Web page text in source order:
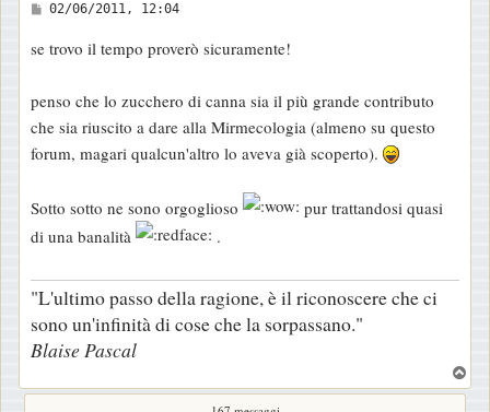
M
s
a
g
g
o
02/06/2011, 12:04
se trovo il tempo proverò sicuramente!
penso che lo zucchero di canna sia il più grande contributo
che sia riuscito a dare alla Mirmecologia (almeno su questo
forum, magari qualcun'altro lo aveva già scoperto).
Sotto sotto ne sono orgoglioso
pur trattandosi quasi
di una banalità
.
"L'ultimo passo della ragione, è il riconoscere che ci
sono un'infinità di cose che la sorpassano."
Blaise Pascal
o